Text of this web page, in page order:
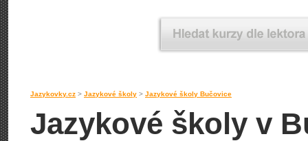
Jazykovky.cz > Jazykové školy > Jazykové školy Bučovice
Jazykové školy v